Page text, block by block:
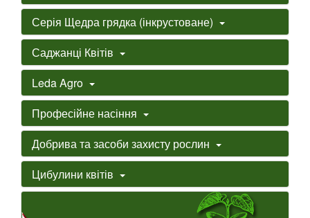
Серія Щедра грядка (інкрустоване)
Саджанці Квітів
Leda Agro
Професійне насіння
Добрива та засоби захисту рослин
Цибулини квітів